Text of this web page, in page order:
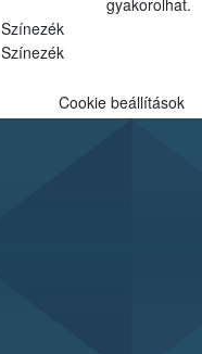
Színezék
Színezék
Cookie beállítások